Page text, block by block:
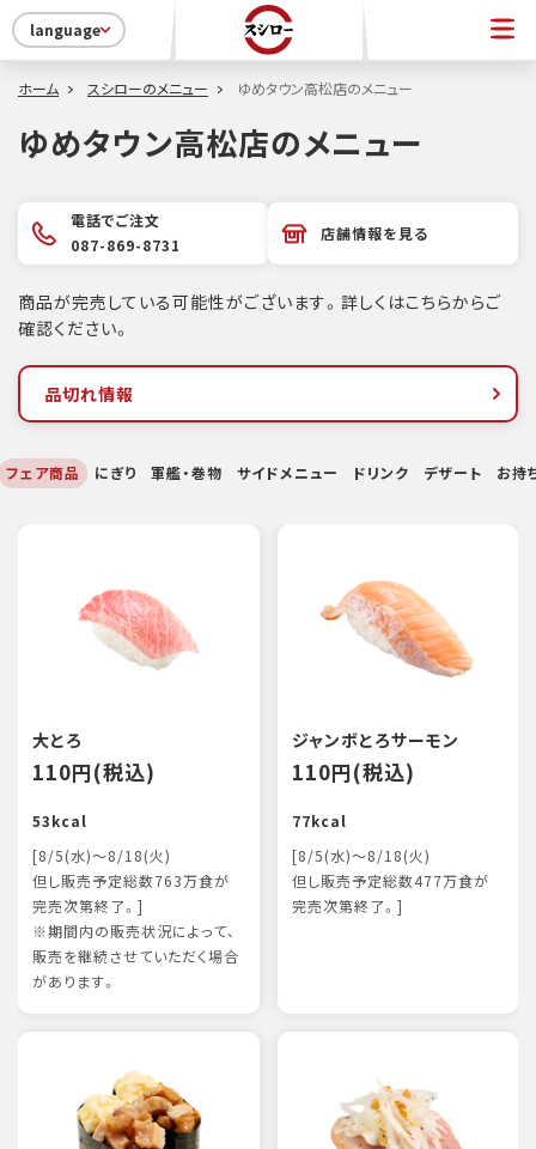
language
ホーム スシローのメニュー ゆめタウン高松店のメニュー
ゆめタウン高松店のメニュー
電話でご注文
087-869-8731
店舗情報を見る
商品が完売している可能性がございます。詳しくはこちらからご
確認ください。
品切れ情報
フェア商品 にぎり 軍艦・巻物 サイドメニュー ドリンク デザート お持
大とろ
110円(税込)
53kcal
[8/5(水)～8/18(火)
但し販売予定総数763万食が
完売次第終了。]
※期間内の販売状況によって、
販売を継続させていただく場合
があります。
ジャンボとろサーモン
110円(税込)
77kcal
[8/5(水)～8/18(火)
但し販売予定総数477万食が
完売次第終了。]